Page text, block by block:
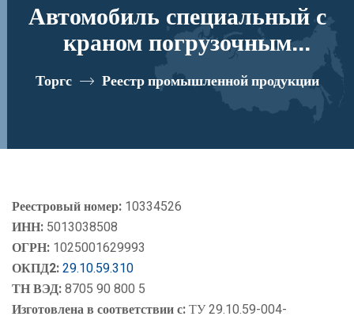
Автомобиль специальный с
краном погрузочным
гидравлическим типа МКМА
на базе КАМАЗ 43118 и его
реестровый номер 10334526
Торгс Реестр промышленной продукции
Реестровый номер: 10334526
ИНН: 5013038508
ОГРН: 1025001629993
ОКПД2:29.10.59.310
ТН ВЭД:8705 90 800 5
Изготовлена в соответствии с:ТУ 29.10.59-004-